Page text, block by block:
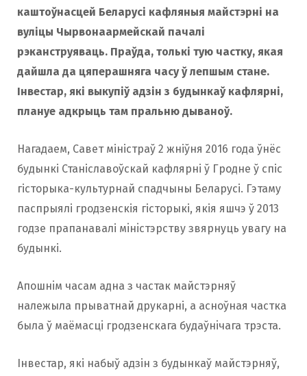
каштоўнасцей Беларусі кафляныя майстэрні на
вуліцы Чырвонаармейскай пачалі
рэканструяваць. Праўда, толькі тую частку, якая
дайшла да цяперашняга часу ў лепшым стане.
Інвестар, які выкупіў адзiн з будынкаў кафлярнi,
плануе адкрыць там пральню дываноў.
Нагадаем, Савет міністраў 2 жніўня 2016 года ўнёс
будынкі Станіславоўскай кафлярні ў Гродне ў спіс
гісторыка-культурнай спадчыны Беларусі. Гэтаму
паспрыялі гродзенскія гісторыкі, якія яшчэ ў 2013
годзе прапанавалі мiнiстэрству звярнуць увагу на
будынкі.
Апошнiм часам адна з частак майстэрняў
належыла прыватнай друкарні, а асноўная частка
была ў маёмасцi гродзенскага будаўнiчага трэста.
Інвестар, які набыў адзін з будынкаў майстэрняў,